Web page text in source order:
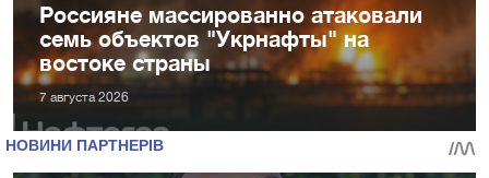
Россияне массированно атаковали
семь объектов "Укрнафты" на
востоке страны
7 августа 2026